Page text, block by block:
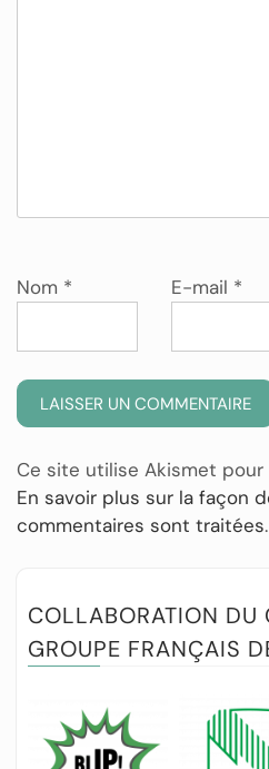
Nom * E-mail *
Ce site utilise Akismet
En savoir plus sur la façon
commentaires sont traitées.
COLLABORATION DU
GROUPE FRANÇAIS